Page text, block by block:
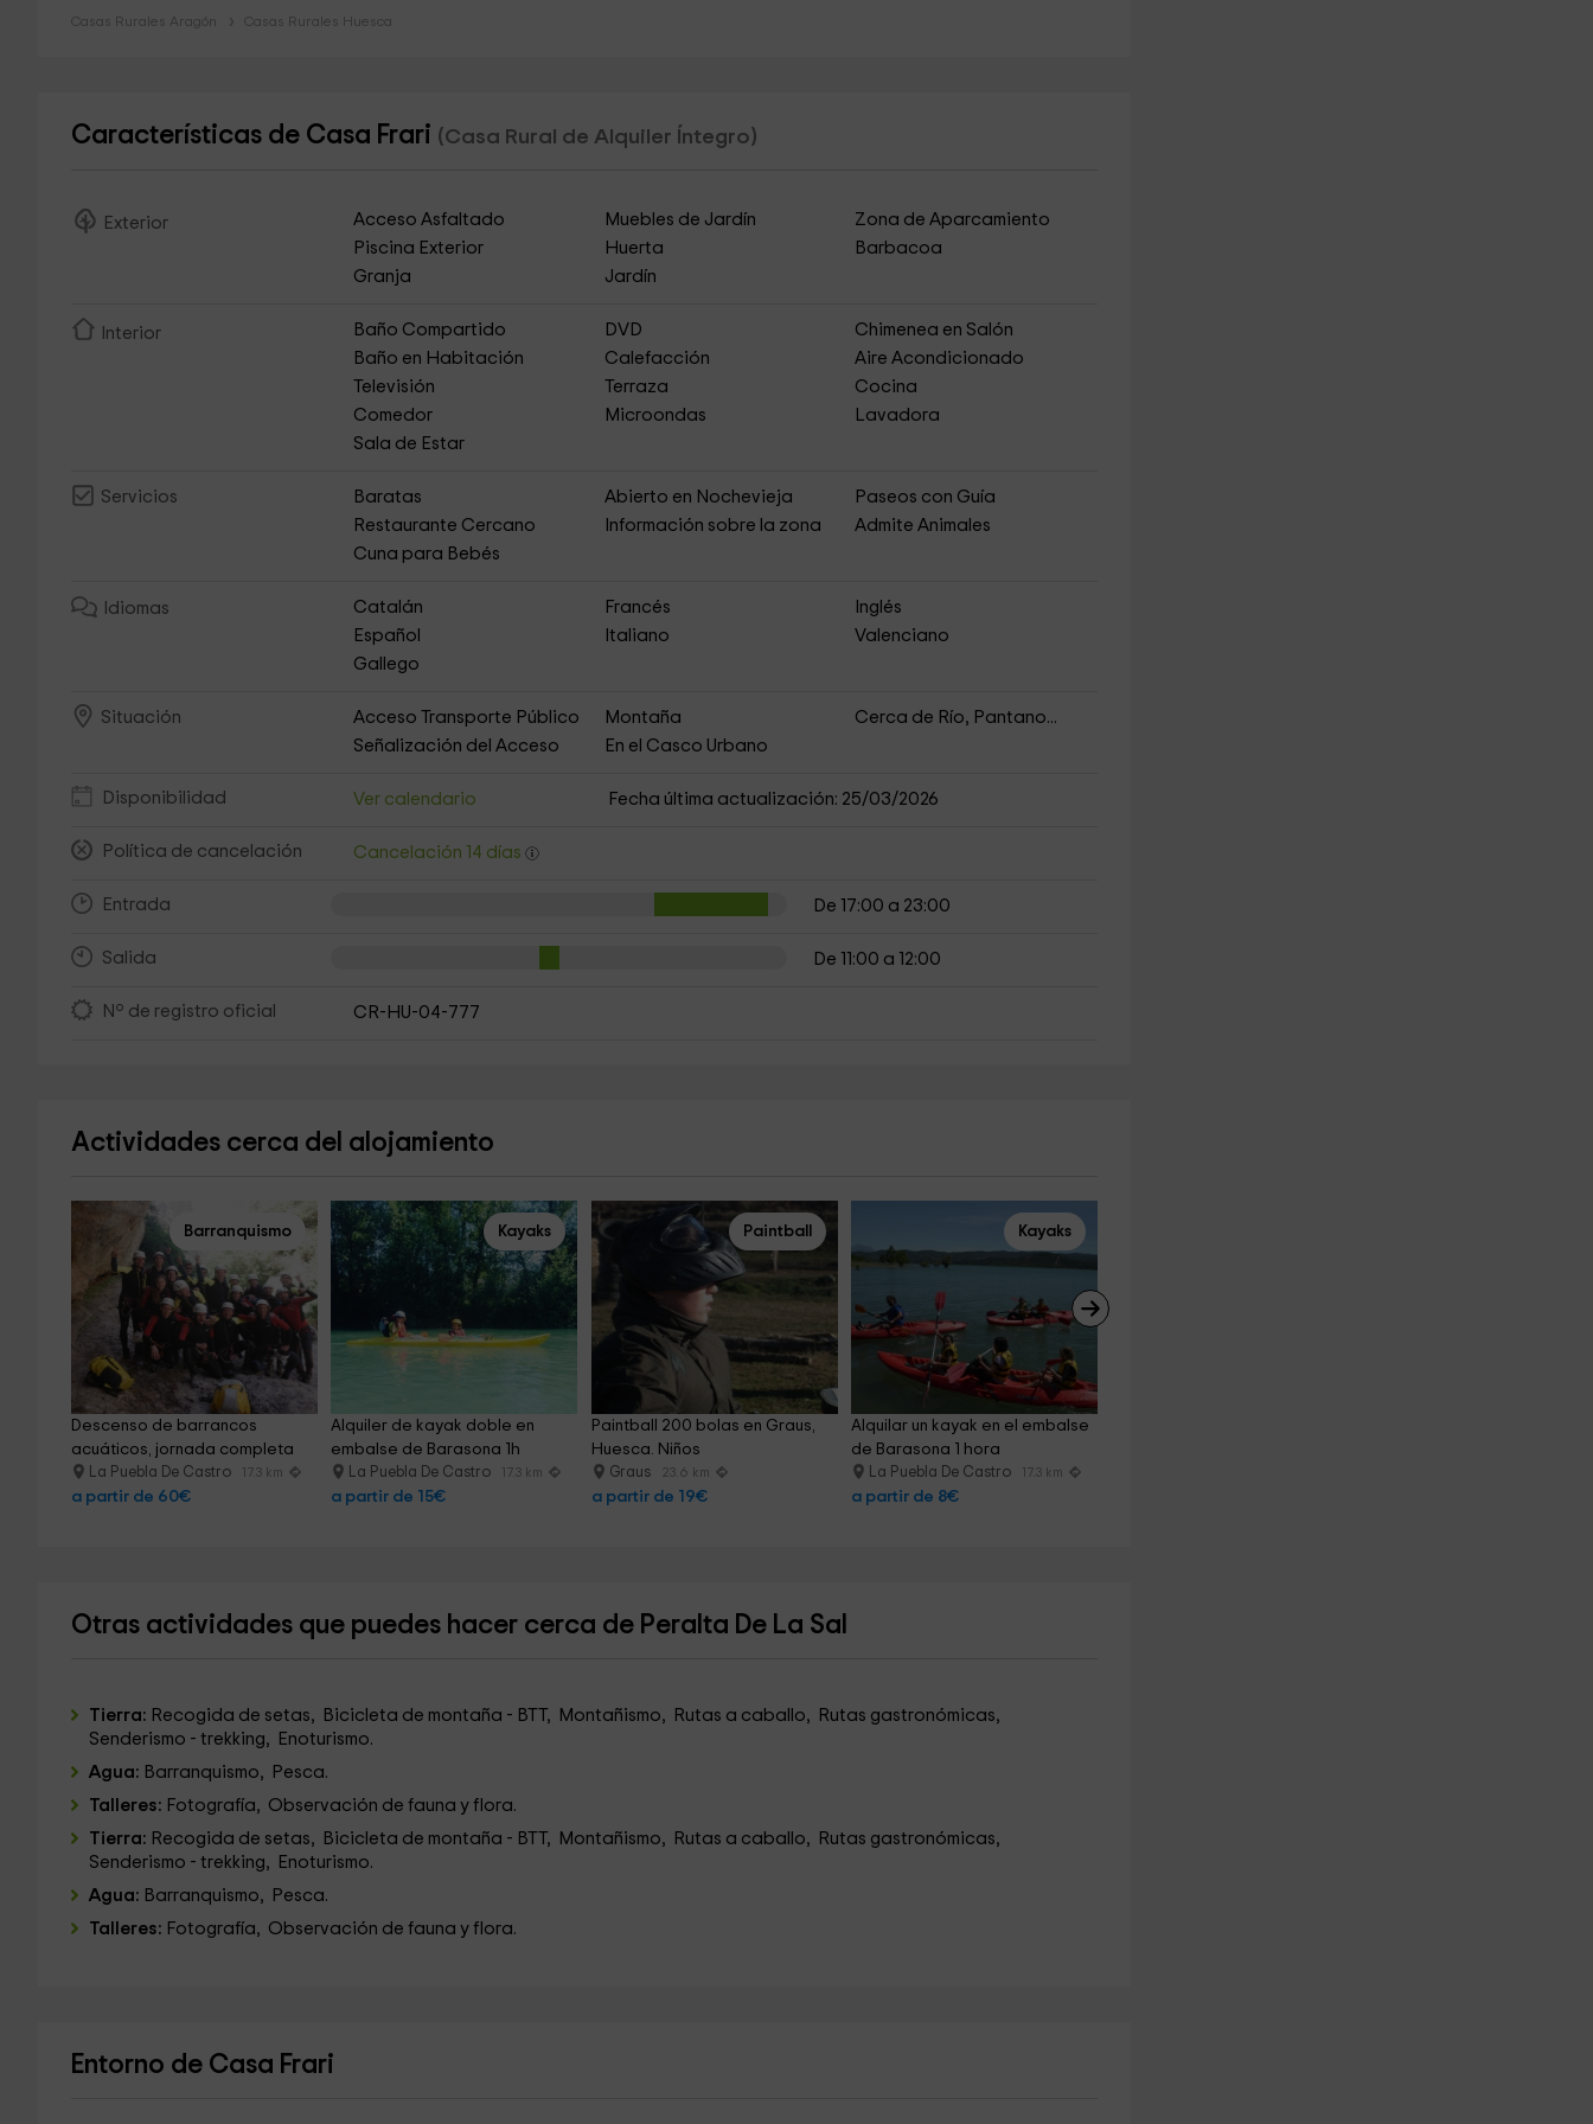
Casas Rurales Aragón Casas Rurales Huesca
Características de Casa Frari (Casa Rural de Alquiler Íntegro)
Exterior Acceso Asfaltado Muebles de Jardín
Zona de Aparcamiento
Piscina Exterior
Huerta
Barbacoa
Granja
Jardín
Interior Baño Compartido DVD
Chimenea en Salón
Baño en Habitación
Calefacción
Aire Acondicionado
Televisión
Terraza
Cocina
Comedor
Microondas
Lavadora
Sala de Estar
Servicios Baratas Abierto en Nochevieja
Paseos con Guía
Restaurante Cercano
Información sobre la zona
Admite Animales
Cuna para Bebés
Idiomas Catalán Francés
Inglés
Español
Italiano
Valenciano
Gallego
Situación Acceso Transporte Público Montaña
Cerca de Río, Pantano...
Señalización del Acceso
En el Casco Urbano
Disponibilidad Ver calendario Fecha última actualización: 25/03/2026
Política de cancelación Cancelación 14 días
Entrada De 17:00 a 23:00
Salida De 11:00 a 12:00
Nº de registro oficial CR-HU-04-777
Actividades cerca del alojamiento
Barranquismo
Descenso de barrancos
acuáticos, jornada completa
La Puebla De Castro 17.3 km
a partir de 60€
Kayaks
Alquiler de kayak doble en
embalse de Barasona 1h
La Puebla De Castro 17.3 km
a partir de 15€
Paintball
Paintball 200 bolas en Graus,
Huesca. Niños
Graus 23.6 km
a partir de 19€
Kayaks
Alquilar un kayak en el embalse
de Barasona 1 hora
La Puebla De Castro 17.3 km
a partir de 8€
Otras actividades que puedes hacer cerca de Peralta De La Sal
Tierra: Recogida de setas, Bicicleta de montaña - BTT, Montañismo, Rutas a caballo, Rutas gastronómicas,
Senderismo - trekking, Enoturismo.
Agua: Barranquismo, Pesca.
Talleres: Fotografía, Observación de fauna y flora.
Tierra: Recogida de setas, Bicicleta de montaña - BTT, Montañismo, Rutas a caballo, Rutas gastronómicas,
Senderismo - trekking, Enoturismo.
Agua: Barranquismo, Pesca.
Talleres: Fotografía, Observación de fauna y flora.
Entorno de Casa Frari